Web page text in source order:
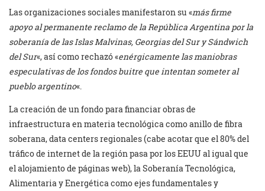
Las organizaciones sociales manifestaron su «más firme
apoyo al permanente reclamo de la República Argentina por la
soberanía de las Islas Malvinas, Georgias del Sur y Sándwich
del Sur«, así como rechazó «enérgicamente las maniobras
especulativas de los fondos buitre que intentan someter al
pueblo argentino«.
La creación de un fondo para financiar obras de
infraestructura en materia tecnológica como anillo de fibra
soberana, data centers regionales (cabe acotar que el 80% del
tráfico de internet de la región pasa por los EEUU al igual que
el alojamiento de páginas web), la Soberanía Tecnológica,
Alimentaria y Energética como ejes fundamentales y